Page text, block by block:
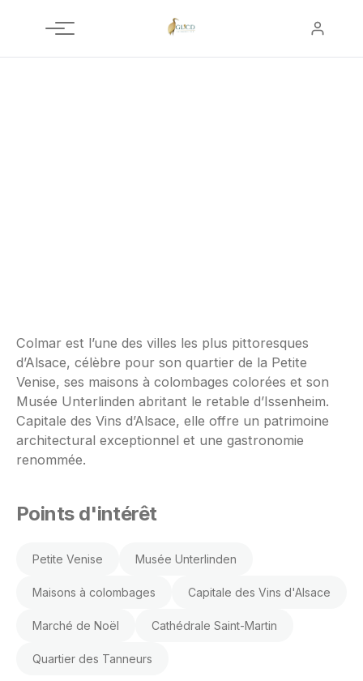
au
Colmar est l’une des villes les plus pittoresques
d’Alsace, célèbre pour son quartier de la Petite
Venise, ses maisons à colombages colorées et son
Musée Unterlinden abritant le retable d’Issenheim.
Capitale des Vins d’Alsace, elle offre un patrimoine
architectural exceptionnel et une gastronomie
renommée.
Points d'intérêt
Petite Venise Musée Unterlinden
Maisons à colombages Capitale des Vins d'Alsace
Marché de Noël Cathédrale Saint-Martin
Quartier des Tanneurs